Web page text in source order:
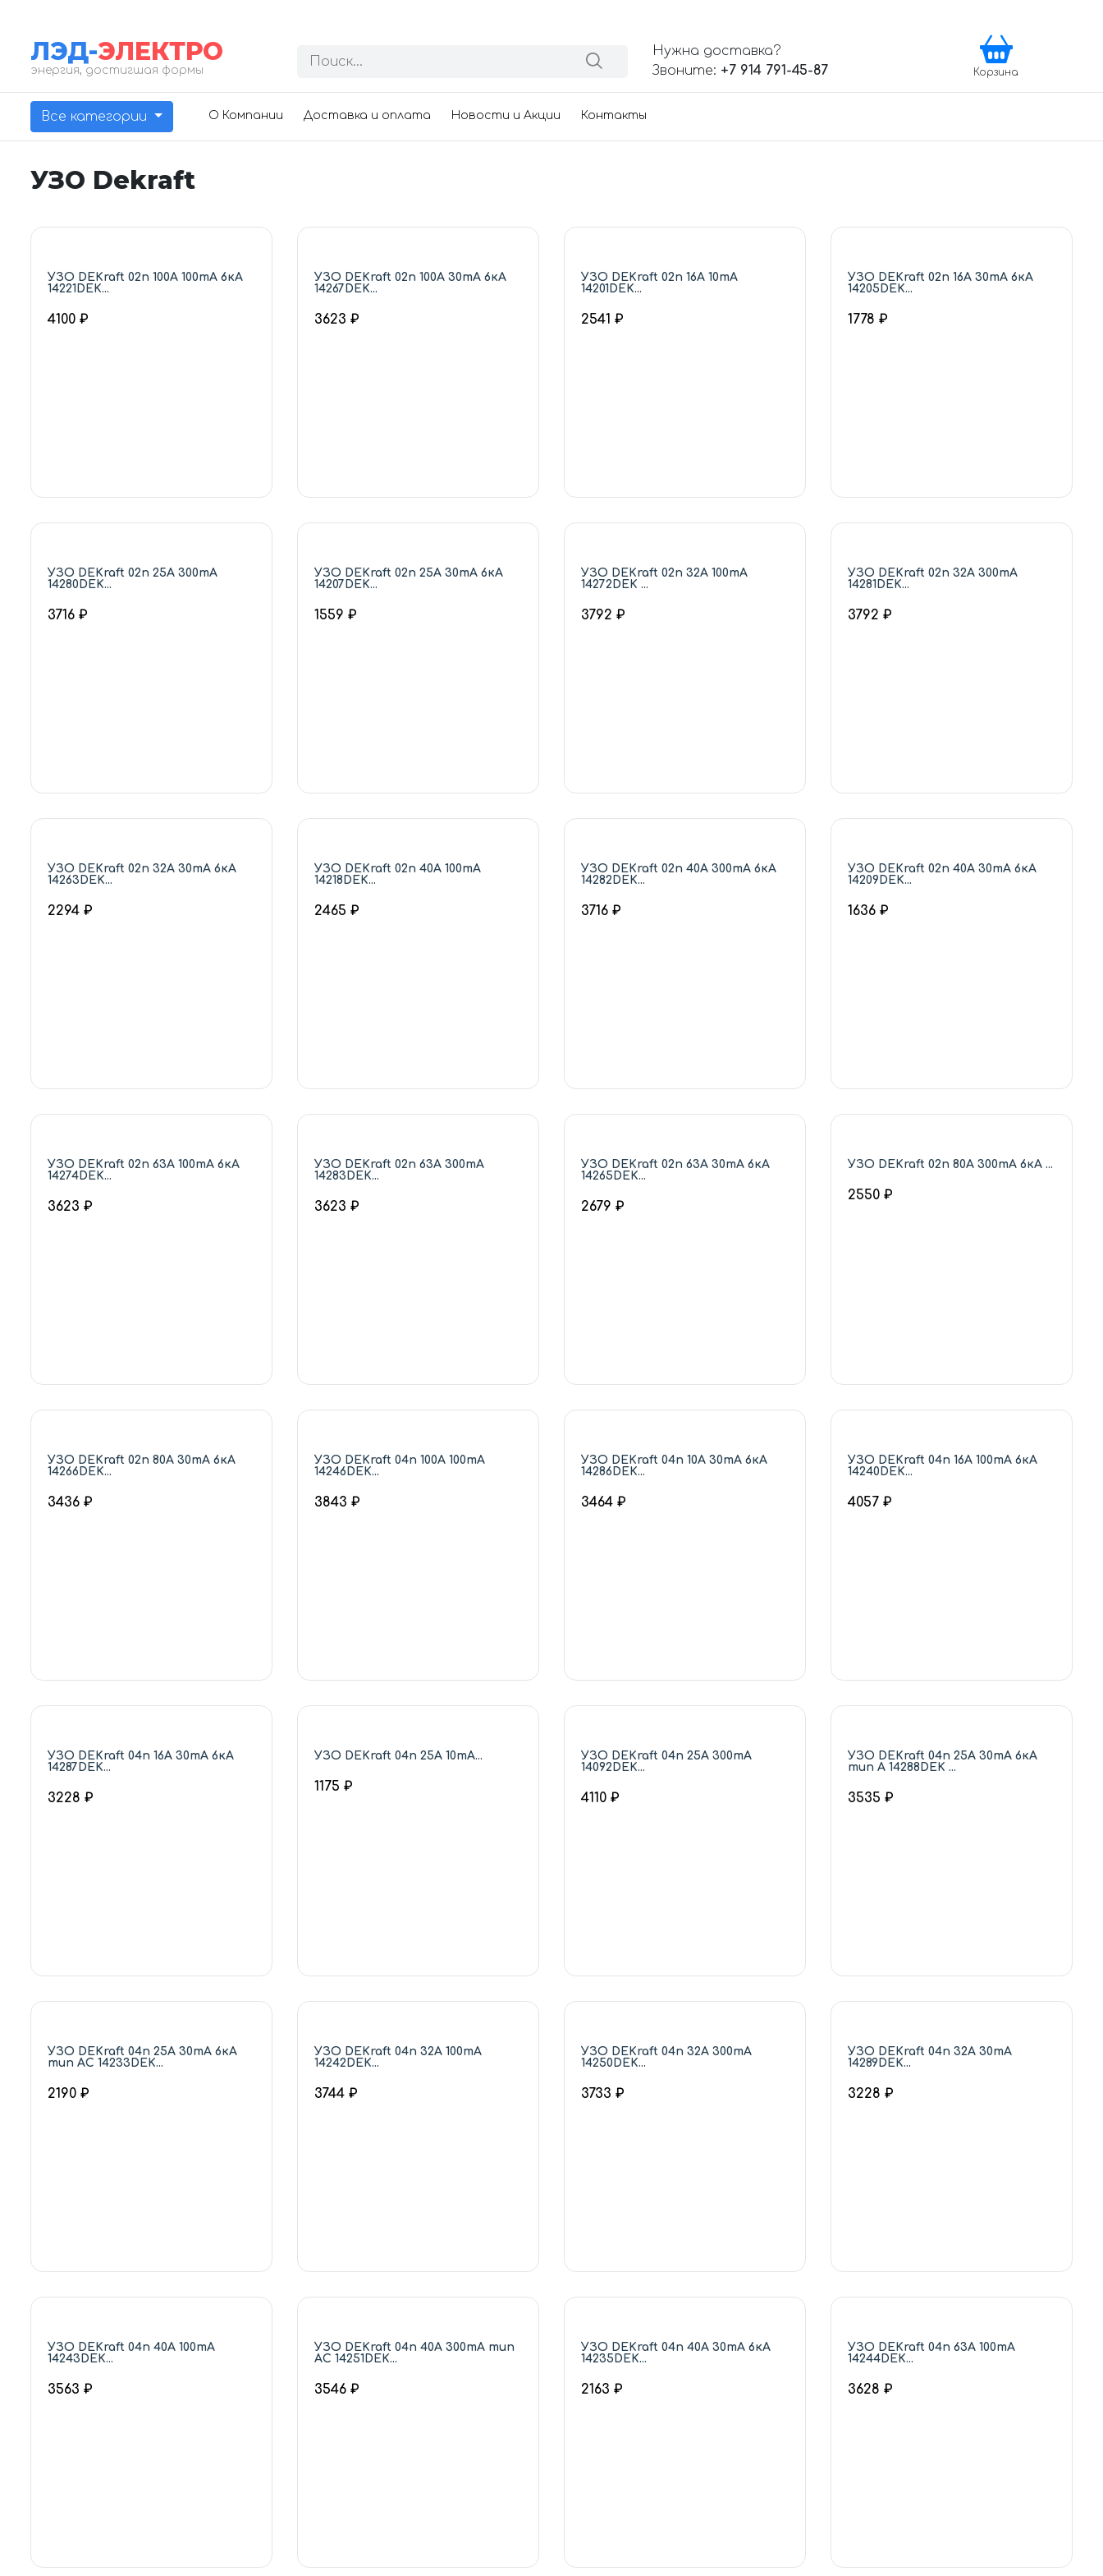
ЛЭД-ЭЛЕКТРО
энергия, достигшая формы
Нужна доставка?
Звоните: +7 914 791-45-87 Корзина
Все категории О Компании Доставка и оплата Новости и Акции Контакты
УЗО Dekraft
УЗО DEKraft 02п 100А 100mA 6кА
14221DEK...
4100 ₽
УЗО DEKraft 02п 100А 30mA 6кА
14267DEK...
3623 ₽
УЗО DEKraft 02п 16А 10mA
14201DEK...
2541 ₽
УЗО DEKraft 02п 16А 30mA 6кА
14205DEK...
1778 ₽
УЗО DEKraft 02п 25А 300mA
14280DEK...
3716 ₽
УЗО DEKraft 02п 25А 30mA 6кА
14207DEK...
1559 ₽
УЗО DEKraft 02п 32А 100mA
14272DEK ...
3792 ₽
УЗО DEKraft 02п 32А 300mA
14281DEK...
3792 ₽
УЗО DEKraft 02п 32А 30mA 6кА
14263DEK...
2294 ₽
УЗО DEKraft 02п 40А 100mA
14218DEK...
2465 ₽
УЗО DEKraft 02п 40А 300mA 6кА
14282DEK...
3716 ₽
УЗО DEKraft 02п 40А 30mA 6кА
14209DEK...
1636 ₽
УЗО DEKraft 02п 63А 100mA 6кА
14274DEK...
3623 ₽
УЗО DEKraft 02п 63А 300mA
14283DEK...
3623 ₽
УЗО DEKraft 02п 63А 30mA 6кА
14265DEK...
2679 ₽
УЗО DEKraft 02п 80А 300mA 6кА ...
2550 ₽
УЗО DEKraft 02п 80А 30mA 6кА
14266DEK...
3436 ₽
УЗО DEKraft 04п 100А 100mA
14246DEK...
3843 ₽
УЗО DEKraft 04п 10А 30mA 6кА
14286DEK...
3464 ₽
УЗО DEKraft 04п 16А 100mA 6кА
14240DEK...
4057 ₽
УЗО DEKraft 04п 16А 30mA 6кА
14287DEK...
3228 ₽
УЗО DEKraft 04п 25А 10mA...
1175 ₽
УЗО DEKraft 04п 25А 300mA
14092DEK...
4110 ₽
УЗО DEKraft 04п 25А 30mA 6кА
тип А 14288DEK ...
3535 ₽
УЗО DEKraft 04п 25А 30mA 6кА
тип АС 14233DEK...
2190 ₽
УЗО DEKraft 04п 32А 100mA
14242DEK...
3744 ₽
УЗО DEKraft 04п 32А 300mA
14250DEK...
3733 ₽
УЗО DEKraft 04п 32А 30mA
14289DEK...
3228 ₽
УЗО DEKraft 04п 40А 100mA
14243DEK...
3563 ₽
УЗО DEKraft 04п 40А 300mA тип
АС 14251DEK...
3546 ₽
УЗО DEKraft 04п 40А 30mA 6кА
14235DEK...
2163 ₽
УЗО DEKraft 04п 63А 100mA
14244DEK...
3628 ₽